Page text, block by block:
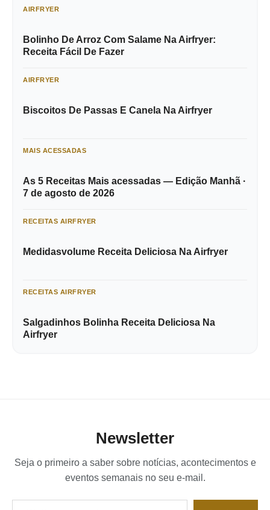
AIRFRYER
Bolinho De Arroz Com Salame Na Airfryer:
Receita Fácil De Fazer
AIRFRYER
Biscoitos De Passas E Canela Na Airfryer
MAIS ACESSADAS
As 5 Receitas Mais acessadas — Edição Manhã ·
7 de agosto de 2026
RECEITAS AIRFRYER
Medidasvolume Receita Deliciosa Na Airfryer
RECEITAS AIRFRYER
Salgadinhos Bolinha Receita Deliciosa Na
Airfryer
Newsletter
Seja o primeiro a saber sobre notícias, acontecimentos e
eventos semanais no seu e-mail.
Digite seu e-mail…